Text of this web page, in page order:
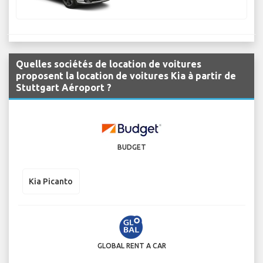
Quelles sociétés de location de voitures
proposent la location de voitures Kia à partir de
Stuttgart Aéroport ?
BUDGET
Kia Picanto
GLOBAL RENT A CAR